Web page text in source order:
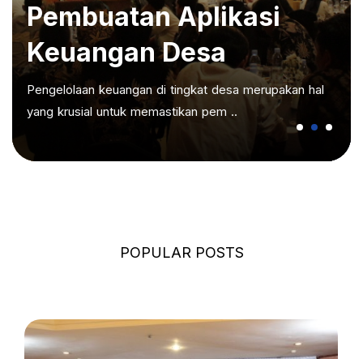
Pembuatan Aplikasi
Keuangan Desa
Pengelolaan keuangan di tingkat desa merupakan hal
yang krusial untuk memastikan pem ..
POPULAR POSTS